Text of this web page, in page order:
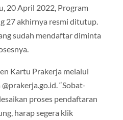
20 April 2022, Program
27 akhirnya resmi ditutup.
sudah mendaftar diminta
Kartu Prakerja melalui
“Sobat-
proses pendaftaran
harap segera klik